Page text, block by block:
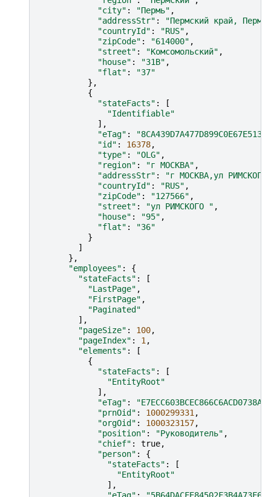
"city" : "Пермь" ,
"addressStr" :
"Пермский край, Пермь
"countryId" : "RUS" ,
"zipCode" : "614000" ,
"street" : "Комсомольский" ,
"house" : "31В" ,
"flat" :
"37"
},
{
"stateFacts" :
[
"Identifiable"
],
"eTag" :
"id" : 16378,
"type" : "OLG" ,
"region" : "г МОСКВА" ,
"addressStr" :
"г МОСКВА,ул
"countryId" : "RUS" ,
"zipCode" : "127566" ,
"street" : "ул РИМСКОГО " ,
"house" : "95" ,
"flat" :
"36"
}
]
},
"employees" :
{
"stateFacts" :
[
"LastPage" ,
"FirstPage" ,
"Paginated"
],
"pageSize" : 100,
"pageIndex" : 1 ,
"elements" :
[
{
"stateFacts" :
[
"EntityRoot"
],
"eTag" :
"prnOid" : 1000299331 ,
"orgOid" : 1000323157,
"position" : "Руководитель" ,
"chief" : true,
"person" :
{
"stateFacts" :
[
"EntityRoot"
],